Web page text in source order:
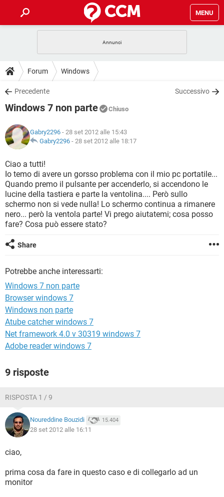
MENU
INTRATTENIMENTO
iOS
INSTAGRAM WHATSAPP
TIKTOK
HARDWARE
GUIDE
COVID-19
INSTAGRAM WHATSAPP
TIKTOK
HARDWARE
DOWNLOAD
COVID-19 GAMING
INTRATTENIMENTO
iOS WINDOWS 10
INSTAGRAM
TIKTOK FACEBOOK
HARDWARE
COVID-19 GAMING
INTRATTENIMENTO
iOS
INSTAGRAM WHATSAPP
TIKTOK FACEBOOK
HARDWARE
GLOSSARIO
COVID-19
INTRATTENIMENTO ANDROID
iOS WINDOWS 10
INSTAGRAM WHATSAPP
TIKTOK
HARDWARE
Forum Windows
Precedente Successivo
Windows 7 non parte Chiuso
Gabry2296 - 28 set 2012 alle 15:43
Gabry2296 - 28 set 2012 alle 18:17
Ciao a tutti!
Io temo di avere un gorsso problema con il mio pc portatile...
Quando premo il pulsante per accenderlo, si accendono le
lucine della tastiera e parte la ventolina.... Però sullo
schermo non si vede nulla! Lo schermo continua a rimanere
nero... però la ventola parte! Vi prego aiutatemi; cosa posso
fare? Cosa può essere stato?
Share
Potrebbe anche interessarti:
Windows 7 non parte
Browser windows 7
Windows non parte
Atube catcher windows 7
Net framework 4.0 v 30319 windows 7
Adobe reader windows 7
9 risposte
RISPOSTA 1 / 9
Noureddine Bouzidi 15.404
28 set 2012 alle 16:11
ciao,
prima cosa da fare in questo caso e di collegarlo ad un
monitor